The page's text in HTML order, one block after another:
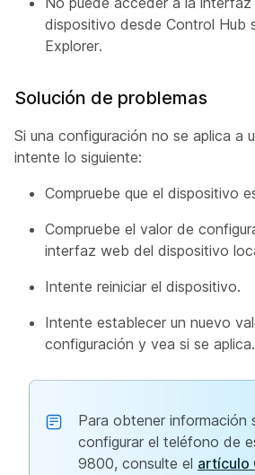
dispositivo desde Control Hub
Explorer.
Solución de problemas
Si una configuración no se aplica a
intente lo siguiente:
Compruebe que el dispositivo
Compruebe el valor de
interfaz web del dispositivo
Intente reiniciar el dispositivo.
Intente establecer un nuevo
configuración y vea si se aplica.
Para obtener información
configurar el teléfono de
9800, consulte el artículo